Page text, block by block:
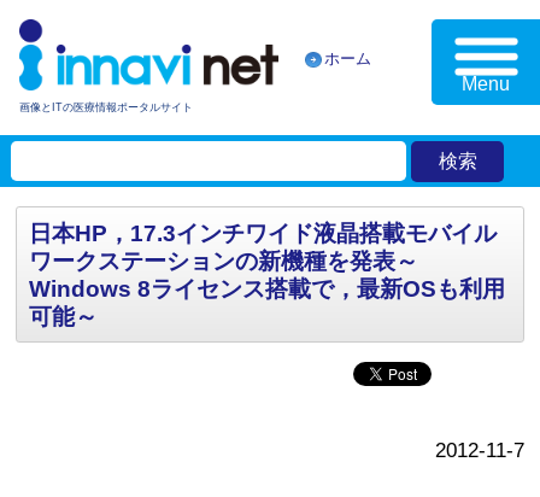
画像とITの医療情報ポータルサイト
ホーム
Menu
日本HP，17.3インチワイド液晶搭載モバイル
ワークステーションの新機種を発表～
Windows 8ライセンス搭載で，最新OSも利用
可能～
2012-11-7